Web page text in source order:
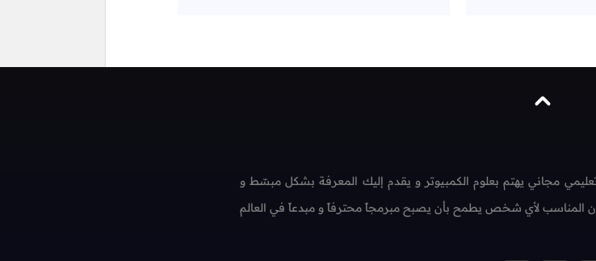
مجاني يهتم بعلوم الكمبيوتر و يقدم إليك المعرفة بشكل مبسّط و
المناسب لأي شخص يطمح بأن يصبح مبرمجاً محترفاً و مبدعاً في العالم